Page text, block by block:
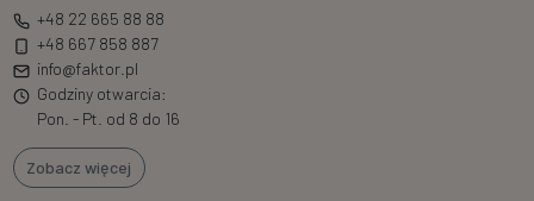
+48 22 665 88 88
+48 667 858 887
info@faktor.pl
Godziny otwarcia:
Pon. - Pt. od 8 do 16
Zobacz więcej